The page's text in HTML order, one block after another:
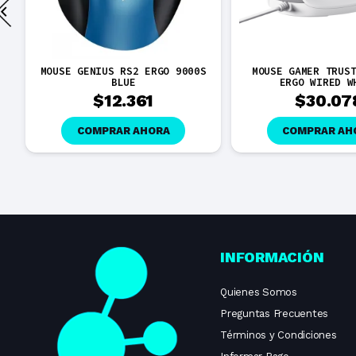
MOUSE GENIUS RS2 ERGO 9000S
BLUE
$12.361
COMPRAR AHORA
MOUSE GAMER
ERGO WIRED
$
COMPRAR
INFORMACIÓN
Quienes Somos
Preguntas Frecuentes
Términos y Condiciones